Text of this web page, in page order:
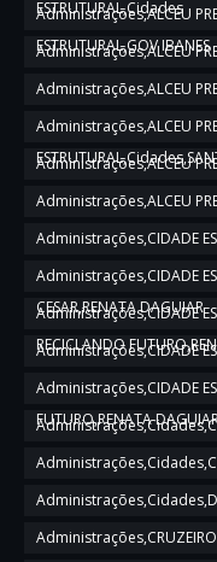
ESTRUTURAL,Cidades
Administrações,ALCEU
ESTRUTURAL,GOV IBANES
Administrações,ALCEU
Administrações,ALCEU
Administrações,ALCEU
Administrações,ALCEU
Administrações,ALCEU
Administrações,CIDADE
Administrações,CIDADE
CESAR,RENATA DAGUIAR
Administrações,CIDADE
RECICLANDO
Administrações,CIDADE
Administrações,CIDADE
FUTURO,RENATA
Administrações,CRUZEIRO